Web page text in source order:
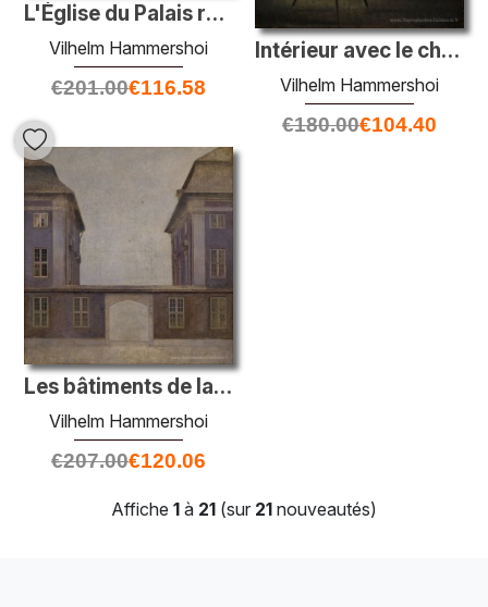
Intérieur avec le chevalet de l'artiste
Vilhelm Hammershoi
€180.00€104.40
L'Église du Palais royal de Copenhague
Vilhelm Hammershoi
€201.00€116.58
Les bâtiments de la compagnie asiatique, vus de la rue St. Annæ
Vilhelm Hammershoi
€207.00€120.06
Affiche 1 à 21 (sur 21 nouveautés)